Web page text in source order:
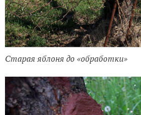
Старая яблоня до «обработки»